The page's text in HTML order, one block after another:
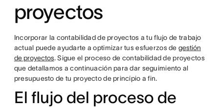
proyectos
Incorporar la contabilidad de proyectos a tu flujo de trabajo
actual puede ayudarte a optimizar tus esfuerzos de gestión
de proyectos. Sigue el proceso de contabilidad de proyectos
que detallamos a continuación para dar seguimiento al
presupuesto de tu proyecto de principio a fin.
El flujo del proceso de